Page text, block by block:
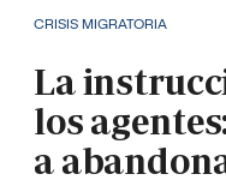
CRISIS MIGRATORIA
La
los
a